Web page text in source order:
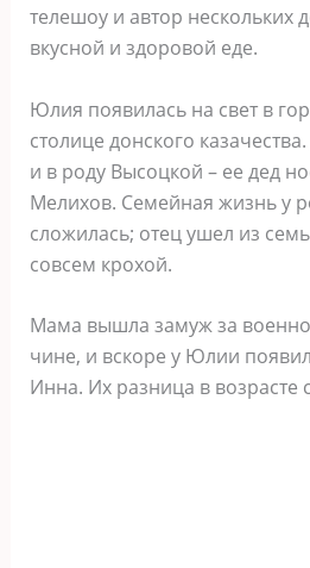
телешоу и автор нескольких
вкусной и здоровой еде.
Юлия появилась на свет в
столице донского
и в роду Высоцкой – ее дед
Мелихов. Семейная жизнь у
сложилась; отец ушел из
совсем крохой.
Мама вышла замуж за
чине, и вскоре у Юлии
Инна. Их разница в возрасте